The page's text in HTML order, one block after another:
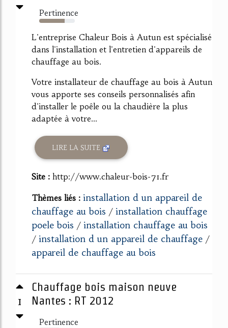
Pertinence
71%
L'entreprise Chaleur Bois à Autun est spécialisé
dans l'installation et l'entretien d'appareils de
chauffage au bois.
Votre installateur de chauffage au bois à Autun
vous apporte ses conseils personnalisés afin
d'installer le poêle ou la chaudière la plus
adaptée à votre...
LIRE LA SUITE
Site : http://www.chaleur-bois-71.fr
Thèmes liés : installation d un appareil de
chauffage au bois / installation chauffage
poele bois / installation chauffage au bois
/ installation d un appareil de chauffage /
appareil de chauffage au bois
1
Chauffage bois maison neuve
Nantes : RT 2012
Pertinence